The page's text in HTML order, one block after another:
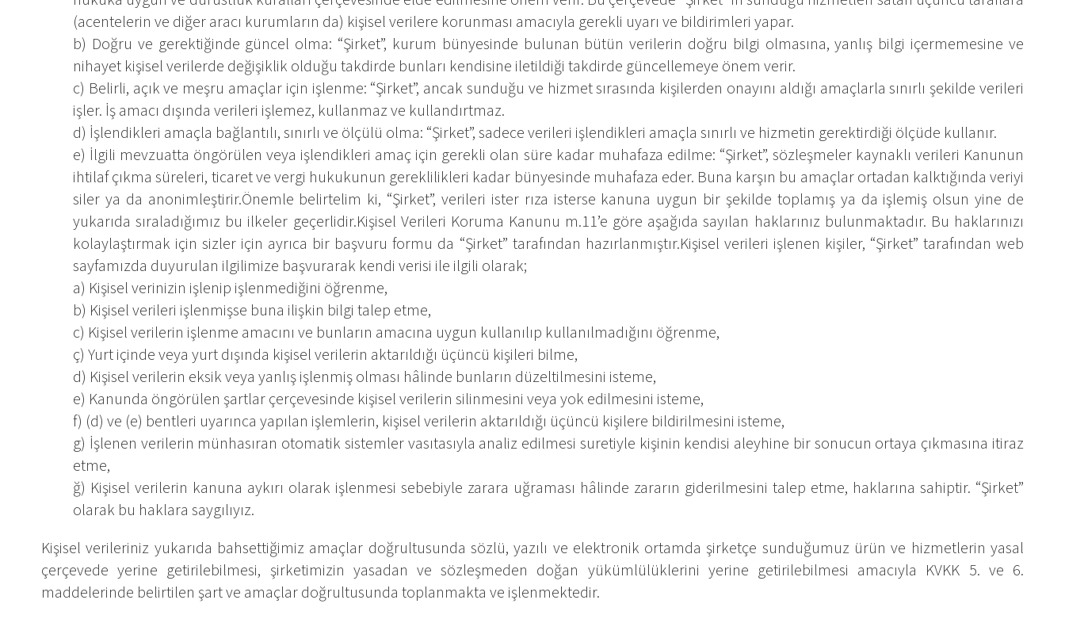
(acentelerin ve diğer aracı kurumların da) kişisel verilere korunması amacıyla gerekli uyarı ve bildirimleri yapar.
b) Doğru ve gerektiğinde güncel olma: “Şirket”, kurum bünyesinde bulunan bütün verilerin doğru bilgi olmasına, yanlış bilgi içermemesine ve
nihayet kişisel verilerde değişiklik olduğu takdirde bunları kendisine iletildiği takdirde güncellemeye önem verir.
c) Belirli, açık ve meşru amaçlar için işlenme: “Şirket”, ancak sunduğu ve hizmet sırasında kişilerden onayını aldığı amaçlarla sınırlı şekilde verileri
işler. İş amacı dışında verileri işlemez, kullanmaz ve kullandırtmaz.
d) İşlendikleri amaçla bağlantılı, sınırlı ve ölçülü olma: “Şirket”, sadece verileri işlendikleri amaçla sınırlı ve hizmetin gerektirdiği ölçüde kullanır.
e) İlgili mevzuatta öngörülen veya işlendikleri amaç için gerekli olan süre kadar muhafaza edilme: “Şirket”, sözleşmeler kaynaklı verileri Kanunun
ihtilaf çıkma süreleri, ticaret ve vergi hukukunun gereklilikleri kadar bünyesinde muhafaza eder. Buna karşın bu amaçlar ortadan kalktığında veriyi
siler ya da anonimleştirir.Önemle belirtelim ki, “Şirket”, verileri ister rıza isterse kanuna uygun bir şekilde toplamış ya da işlemiş olsun yine de
yukarıda sıraladığımız bu ilkeler geçerlidir.Kişisel Verileri Koruma Kanunu m.11’e göre aşağıda sayılan haklarınız bulunmaktadır. Bu haklarınızı
kolaylaştırmak için sizler için ayrıca bir başvuru formu da “Şirket” tarafından hazırlanmıştır.Kişisel verileri işlenen kişiler, “Şirket” tarafından web
sayfamızda duyurulan ilgilimize başvurarak kendi verisi ile ilgili olarak;
a) Kişisel verinizin işlenip işlenmediğini öğrenme,
b) Kişisel verileri işlenmişse buna ilişkin bilgi talep etme,
c) Kişisel verilerin işlenme amacını ve bunların amacına uygun kullanılıp kullanılmadığını öğrenme,
ç) Yurt içinde veya yurt dışında kişisel verilerin aktarıldığı üçüncü kişileri bilme,
d) Kişisel verilerin eksik veya yanlış işlenmiş olması hâlinde bunların düzeltilmesini isteme,
e) Kanunda öngörülen şartlar çerçevesinde kişisel verilerin silinmesini veya yok edilmesini isteme,
f) (d) ve (e) bentleri uyarınca yapılan işlemlerin, kişisel verilerin aktarıldığı üçüncü kişilere bildirilmesini isteme,
g) İşlenen verilerin münhasıran otomatik sistemler vasıtasıyla analiz edilmesi suretiyle kişinin kendisi aleyhine bir sonucun ortaya çıkmasına itiraz
etme,
ğ) Kişisel verilerin kanuna aykırı olarak işlenmesi sebebiyle zarara uğraması hâlinde zararın giderilmesini talep etme, haklarına sahiptir. “Şirket”
olarak bu haklara saygılıyız.
Kişisel verileriniz yukarıda bahsettiğimiz amaçlar doğrultusunda sözlü, yazılı ve elektronik ortamda şirketçe sunduğumuz ürün ve hizmetlerin yasal
çerçevede yerine getirilebilmesi, şirketimizin yasadan ve sözleşmeden doğan yükümlülüklerini yerine getirilebilmesi amacıyla KVKK 5. ve 6.
maddelerinde belirtilen şart ve amaçlar doğrultusunda toplanmakta ve işlenmektedir.